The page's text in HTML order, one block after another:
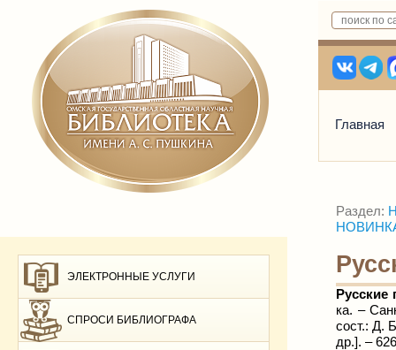
Главная
ЭЛЕКТРОННЫЕ УСЛУГИ
СПРОСИ БИБЛИОГРАФА
Раздел:
Русские
ка. –
сост.: Д.
др.]. –